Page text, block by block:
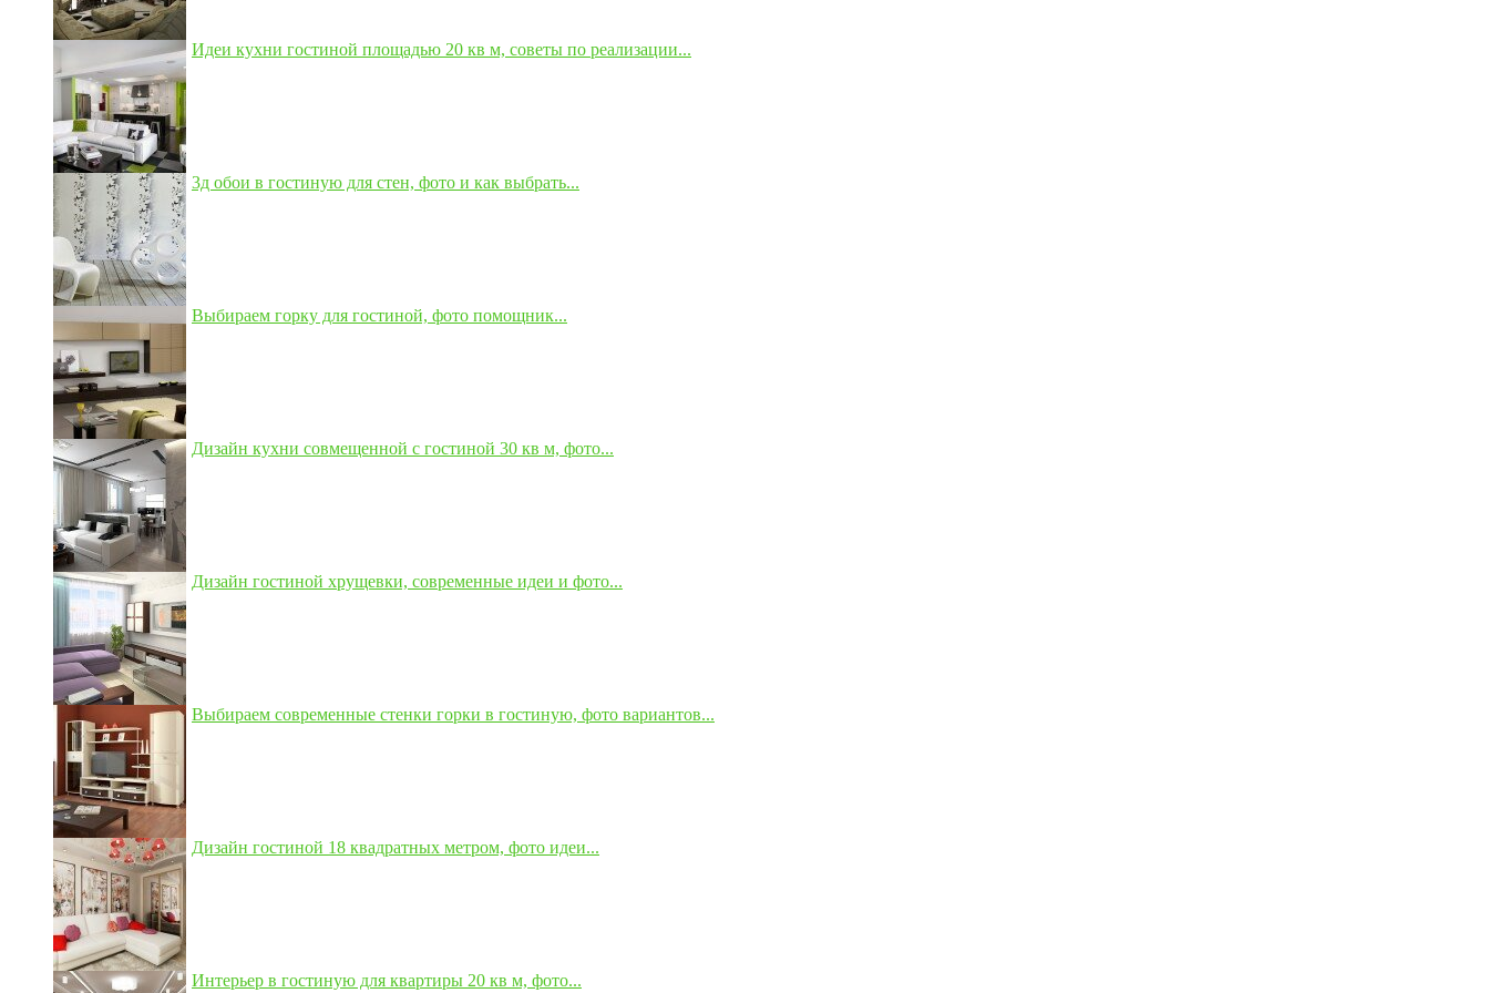
Идеи кухни гостиной площадью 20 кв м, советы по реализации...
3д обои в гостиную для стен, фото и как выбрать...
Выбираем горку для гостиной, фото помощник...
Дизайн кухни совмещенной с гостиной 30 кв м, фото...
Дизайн гостиной хрущевки, современные идеи и фото...
Выбираем современные стенки горки в гостиную, фото вариантов...
Дизайн гостиной 18 квадратных метром, фото идеи...
Интерьер в гостиную для квартиры 20 кв м, фото...